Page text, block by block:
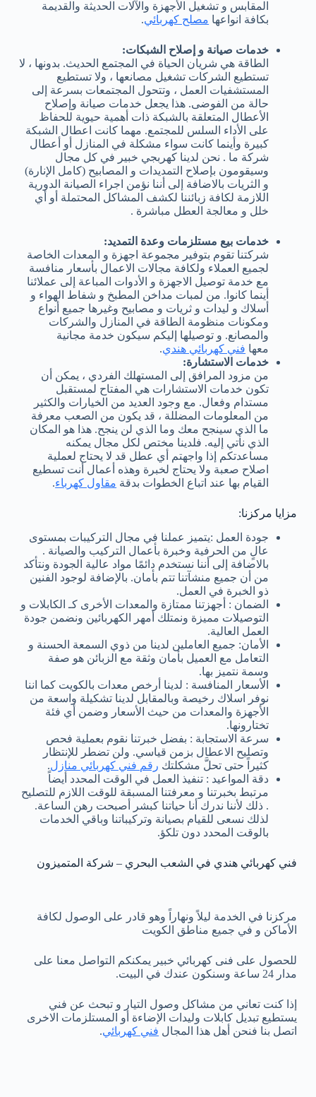
المقابس و تشغيل الأجهزة والآلات الحديثة والقديمة
بكافة انواعها مصلح كهربائي.
خدمات صيانة و إصلاح الشبكات:
الطاقة هي شريان الحياة في المجتمع الحديث. بدونها ، لا
تستطيع الشركات تشغيل مصانعها ، ولا تستطيع
المستشفيات العمل ، وتتحول المجتمعات بسرعة إلى
حالة من الفوضى. هذا يجعل خدمات صيانة وإصلاح
الأعطال المتعلقة بالشبكة ذات أهمية حيوية للحفاظ
على الأداء السلس للمجتمع. مهما كانت اعطال الشبكة
كبيرة وأينما كانت سواء مشكلة في المنازل أو أعطال
شركة ما . نحن لدينا كهربجي خبير في كل مجال
وسيقومون بإصلاح التمديدات و المصابيح (كامل الإنارة)
و الثريات بالاضافة إلى أننا نؤمن اجراء الصيانة الدورية
اللازمة لكافة زبائننا لكشف المشاكل المحتملة أو أي
خلل و معالجة العطل مباشرة .
خدمات بيع مستلزمات وعدة التمديد:
شركتنا تقوم بتوفير مجموعة اجهزة و المعدات الخاصة
لجميع العملاء ولكافة مجالات الاعمال بأسعار منافسة
مع خدمة توصيل الاجهزة و الأدوات المباعة إلى عملائنا
أينما كانوا. من لمبات مداخن المطبخ و شفاط الهواء و
أسلاك و ليدات و ثريات و مصابيح وغيرها جميع أنواع
ومكونات منظومة الطاقة في المنازل والشركات
والمصانع. و توصيلها إليكم سيكون خدمة مجانية
معها فني كهربائي هندي.
خدمات الاستشارة:
من مزود المرافق إلى المستهلك الفردي ، يمكن أن
تكون خدمات الاستشارات هي المفتاح لمستقبل
مستدام وفعال. مع وجود العديد من الخيارات والكثير
من المعلومات المضللة ، قد يكون من الصعب معرفة
ما الذي سينجح معك وما الذي لن ينجح. هذا هو المكان
الذي نأتي إليه. فلدينا مختص لكل مجال يمكنه
مساعدتكم إذا واجهتم أي عطل قد لا يحتاج لعملية
اصلاح صعبة ولا يحتاج لخبرة وهذه أعمال أنت تسطيع
القيام بها عند اتباع الخطوات بدقة مقاول كهرباء.
مزايا مركزنا:
جودة العمل :يتميز عملنا في مجال التركيبات بمستوى
عالٍ من الحرفية وخبرة بأعمال التركيب والصيانة .
بالاضافة إلى أننا نستخدم دائمًا مواد عالية الجودة ونتأكد
من أن جميع منشآتنا تتم بأمان. بالإضافة لوجود الفنين
ذو الخبرة في العمل.
الضمان : أجهزتنا ممتازة والمعدات الأخرى كـ الكابلات و
التوصيلات مميزة ونمتلك أمهر الكهربائين ونضمن جودة
العمل العالية.
الأمان: جميع العاملين لدينا من ذوي السمعة الحسنة و
التعامل مع العميل بأمان وثقة مع الزبائن هو صفة
وسمة نتميز بها.
الأسعار المنافسة : لدينا أرخص معدات بالكويت كما اننا
نوفر اسلاك رخيصة وبالمقابل لدينا تشكيلة واسعة من
الأجهزة والمعدات من حيث الأسعار وضمن أي فئة
تختارونها.
سرعة الاستجابة : بفضل خبرتنا نقوم بعملية فحص
وتصليح الاعطال بزمن قياسي. ولن تضطر للإنتظار
كثيراً حتى تحلَّ مشكلتك رقم فني كهربائي منازل.
دقة المواعيد : تنفيذ العمل في الوقت المحدد أيضاً
مرتبط بخبرتنا و معرفتنا المسبقة للوقت اللازم للتصليح
. ذلك لأننا ندرك أنا حياتنا كبشر أصبحت رهن الساعة.
لذلك نسعى للقيام بصيانة وتركيباتنا وباقي الخدمات
بالوقت المحدد دون تلكؤ.
فني كهربائي هندي في الشعب البحري – شركة المتميزون
مركزنا في الخدمة ليلاً ونهاراً وهو قادر على الوصول لكافة
الأماكن و في جميع مناطق الكويت
للحصول على فنى كهربائي خبير يمكنكم التواصل معنا على
مدار 24 ساعة وسنكون عندك في البيت.
إذا كنت تعاني من مشاكل وصول التيار و تبحث عن فني
يستطيع تبديل كابلات وليدات الإضاءة أو المستلزمات الاخرى
اتصل بنا فنحن أهل هذا المجال فني كهربائي.